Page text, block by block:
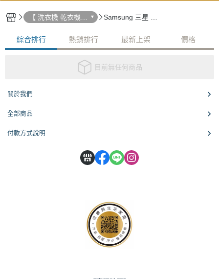
【 洗衣機 乾衣機
】
Samsung 三星 直
綜合排行 熱銷排行 最新上架 價格
目前無任何商品
關於我們
全部商品
付款方式說明